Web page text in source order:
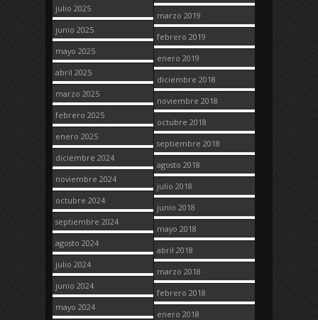
julio 2025
junio 2025
mayo 2025
abril 2025
marzo 2025
febrero 2025
enero 2025
diciembre 2024
noviembre 2024
octubre 2024
septiembre 2024
agosto 2024
julio 2024
junio 2024
mayo 2024
marzo 2019
febrero 2019
enero 2019
diciembre 2018
noviembre 2018
octubre 2018
septiembre 2018
agosto 2018
julio 2018
junio 2018
mayo 2018
abril 2018
marzo 2018
febrero 2018
enero 2018